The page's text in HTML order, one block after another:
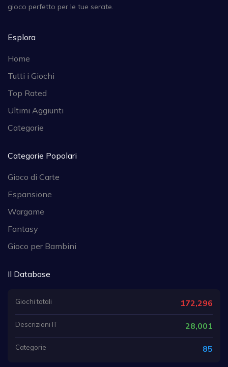
gioco perfetto per le tue serate.
Esplora
Home
Tutti i Giochi
Top Rated
Ultimi Aggiunti
Categorie
Categorie Popolari
Gioco di Carte
Espansione
Wargame
Fantasy
Gioco per Bambini
Il Database
Giochi totali 172,296
Descrizioni IT 28,001
Categorie 85